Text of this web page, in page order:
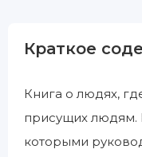
Краткое
Книга о людях,
присущих людям.
которыми